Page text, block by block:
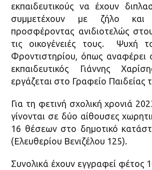
εκπαιδευτικούς να έχουν
συμμετέχουν με ζήλο και
προσφέροντας ανιδιοτελώς
τις οικογένειές τους. Ψυχή
Φροντιστηρίου, όπως αναφέρει ο
εκπαιδευτικός Γιάννης
εργάζεται στο Γραφείο Παιδείας
Για τη φετινή σχολική χρονιά
γίνονται σε δύο αίθουσες
16 θέσεων στο δημοτικό
(Ελευθερίου Βενιζέλου 125).
Συνολικά έχουν εγγραφεί φέτος